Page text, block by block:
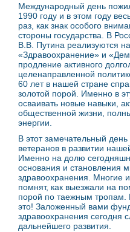
Международный день
1990 году и в этом году
раз, как знак особого
стороны государства. В
В.В. Путина реализуются
«Здравоохранение» и
продление активного
целенаправленной
60 лет в нашей стране
золотой порой. Именно в
осваивать новые навыки,
общественной жизни,
энергии.
В этот замечательный день
ветеранов в развитии
Именно на долю
основания и становления
здравоохранения. Многие
помнят, как выезжали на
порой по таежным тропам.
это! Заложенный вами
здравоохранения сегодня
дальнейшего развития.